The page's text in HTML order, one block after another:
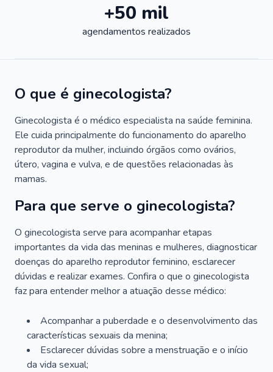
+50 mil
agendamentos realizados
O que é ginecologista?
Ginecologista é o médico especialista na saúde feminina.
Ele cuida principalmente do funcionamento do aparelho
reprodutor da mulher, incluindo órgãos como ovários,
útero, vagina e vulva, e de questões relacionadas às
mamas.
Para que serve o ginecologista?
O ginecologista serve para acompanhar etapas
importantes da vida das meninas e mulheres, diagnosticar
doenças do aparelho reprodutor feminino, esclarecer
dúvidas e realizar exames. Confira o que o ginecologista
faz para entender melhor a atuação desse médico:
Acompanhar a puberdade e o desenvolvimento das
características sexuais da menina;
Esclarecer dúvidas sobre a menstruação e o início
da vida sexual;